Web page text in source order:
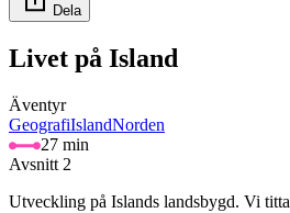
Dela
Livet på Island
Äventyr
GeografiIslandNorden
27 min
Avsnitt 2
Utveckling på Islands landsbygd. Vi